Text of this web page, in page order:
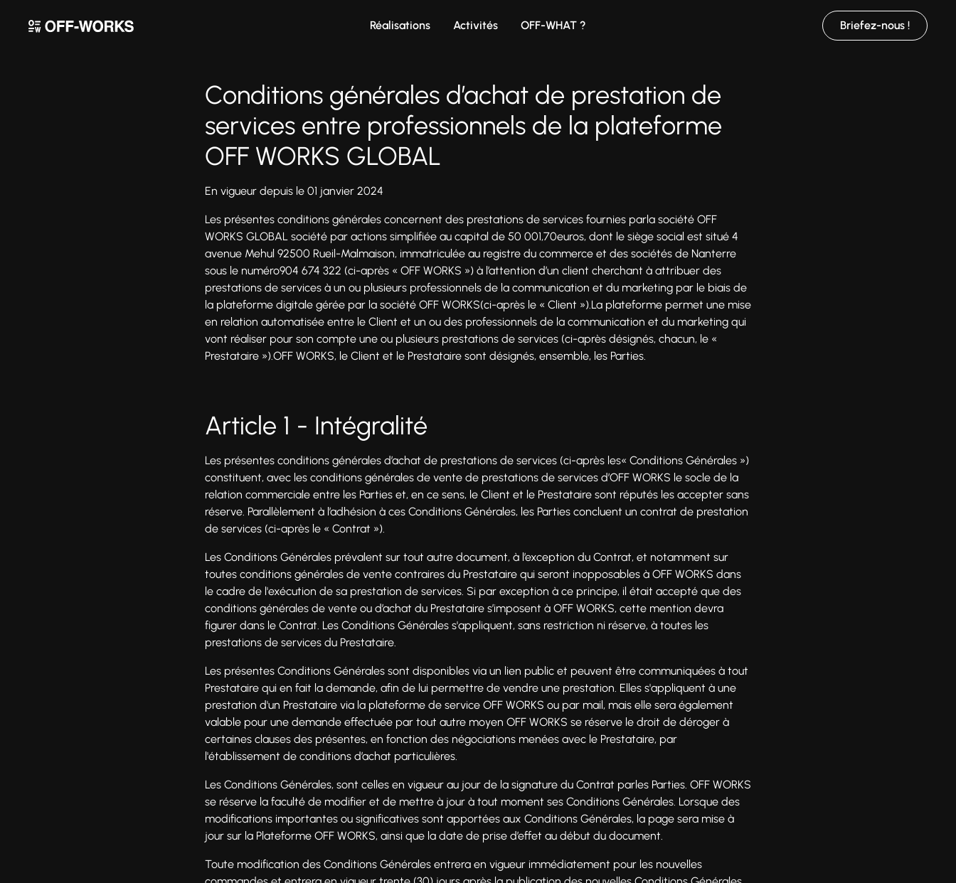
Réalisations Activités OFF-WHAT ? Briefez-nous !
Conditions générales d’achat de prestation de
services entre professionnels de la plateforme
OFF WORKS GLOBAL
En vigueur depuis le 01 janvier 2024
Les présentes conditions générales concernent des prestations de services fournies parla société OFF
WORKS GLOBAL société par actions simplifiée au capital de 50 001,70euros, dont le siège social est situé 4
avenue Mehul 92500 Rueil-Malmaison, immatriculée au registre du commerce et des sociétés de Nanterre
sous le numéro904 674 322 (ci-après « OFF WORKS ») à l’attention d’un client cherchant à attribuer des
prestations de services à un ou plusieurs professionnels de la communication et du marketing par le biais de
la plateforme digitale gérée par la société OFF WORKS(ci-après le « Client »).La plateforme permet une mise
en relation automatisée entre le Client et un ou des professionnels de la communication et du marketing qui
vont réaliser pour son compte une ou plusieurs prestations de services (ci-après désignés, chacun, le «
Prestataire »).OFF WORKS, le Client et le Prestataire sont désignés, ensemble, les Parties.
Article 1 - Intégralité
Les présentes conditions générales d’achat de prestations de services (ci-après les« Conditions Générales »)
constituent, avec les conditions générales de vente de prestations de services d’OFF WORKS le socle de la
relation commerciale entre les Parties et, en ce sens, le Client et le Prestataire sont réputés les accepter sans
réserve. Parallèlement à l’adhésion à ces Conditions Générales, les Parties concluent un contrat de prestation
de services (ci-après le « Contrat »).
Les Conditions Générales prévalent sur tout autre document, à l’exception du Contrat, et notamment sur
toutes conditions générales de vente contraires du Prestataire qui seront inopposables à OFF WORKS dans
le cadre de l'exécution de sa prestation de services. Si par exception à ce principe, il était accepté que des
conditions générales de vente ou d’achat du Prestataire s’imposent à OFF WORKS, cette mention devra
figurer dans le Contrat. Les Conditions Générales s'appliquent, sans restriction ni réserve, à toutes les
prestations de services du Prestataire.
Les présentes Conditions Générales sont disponibles via un lien public et peuvent être communiquées à tout
Prestataire qui en fait la demande, afin de lui permettre de vendre une prestation. Elles s'appliquent à une
prestation d'un Prestataire via la plateforme de service OFF WORKS ou par mail, mais elle sera également
valable pour une demande effectuée par tout autre moyen OFF WORKS se réserve le droit de déroger à
certaines clauses des présentes, en fonction des négociations menées avec le Prestataire, par
l'établissement de conditions d’achat particulières.
Les Conditions Générales, sont celles en vigueur au jour de la signature du Contrat parles Parties. OFF WORKS
se réserve la faculté de modifier et de mettre à jour à tout moment ses Conditions Générales. Lorsque des
modifications importantes ou significatives sont apportées aux Conditions Générales, la page sera mise à
jour sur la Plateforme OFF WORKS, ainsi que la date de prise d’effet au début du document.
Toute modification des Conditions Générales entrera en vigueur immédiatement pour les nouvelles